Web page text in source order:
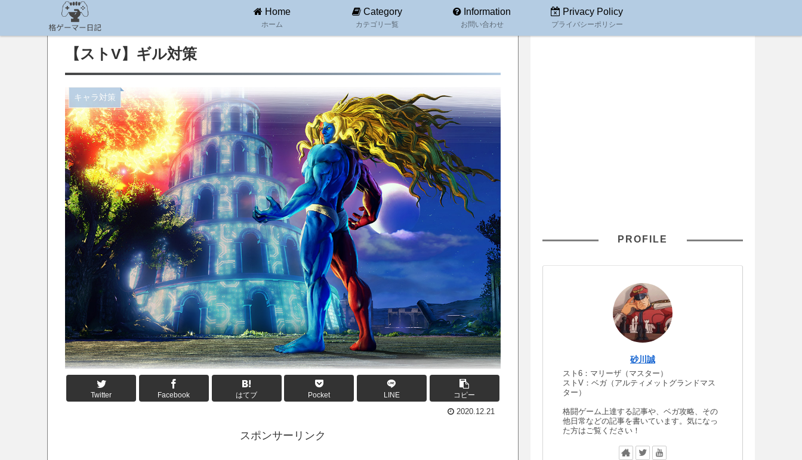
Home
ホーム
Category
カテゴリ一覧
Information
お問い合わせ
Privacy Policy
プライバシーポリシー
【ストV】ギル対策
キャラ対策
Twitter Facebook はてブ Pocket LINE コピー
2020.12.21
スポンサーリンク
PROFILE
砂川誠
スト6：マリーザ（マスター）
ストV：ベガ（アルティメットグランドマス
ター）
格闘ゲーム上達する記事や、ベガ攻略、その
他日常などの記事を書いています。気になっ
た方はご覧ください！